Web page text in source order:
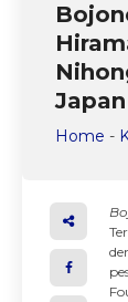
Home -